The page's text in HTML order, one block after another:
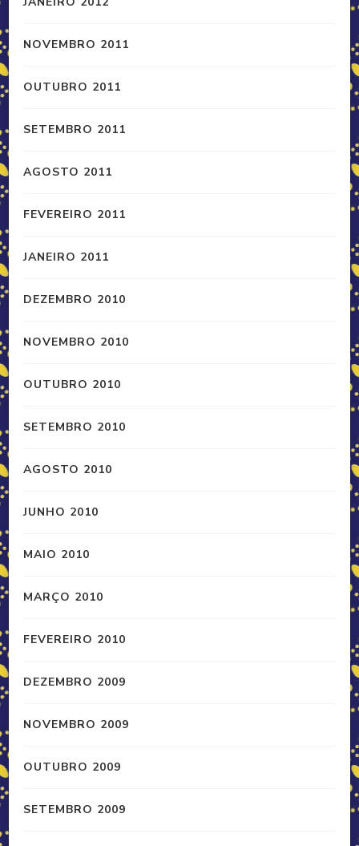
NOVEMBRO 2011
OUTUBRO 2011
SETEMBRO 2011
AGOSTO 2011
FEVEREIRO 2011
JANEIRO 2011
DEZEMBRO 2010
NOVEMBRO 2010
OUTUBRO 2010
SETEMBRO 2010
AGOSTO 2010
JUNHO 2010
MAIO 2010
MARÇO 2010
FEVEREIRO 2010
DEZEMBRO 2009
NOVEMBRO 2009
OUTUBRO 2009
SETEMBRO 2009